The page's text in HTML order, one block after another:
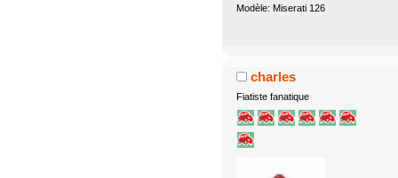
Modèle: Miserati 126
charles
Fiatiste fanatique